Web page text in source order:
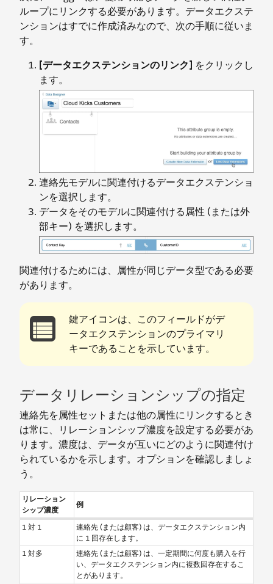
ループにリンクする必要があります。データエクステ
ンションはすでに作成済みなので、次の手順に従いま
す。
[データエクステンションのリンク] をクリックし
ます。
連絡先モデルに関連付けるデータエクステンショ
ンを選択します。
データをそのモデルに関連付ける属性 (または外
部キー) を選択します。
関連付けるためには、属性が同じデータ型である必要
があります。
鍵アイコンは、このフィールドがデ
ータエクステンションのプライマリ
キーであることを示しています。
データリレーションシップの指定
連絡先を属性セットまたは他の属性にリンクするとき
は常に、リレーションシップ濃度を設定する必要があ
ります。濃度は、データが互いにどのように関連付け
られているかを示します。オプションを確認しましょ
う。
リレーション
シップ濃度
例
1 対 1
連絡先 (または顧客) は、データエクステンション内
に 1 回存在します。
1 対多
連絡先 (または顧客) は、一定期間に何度も購入を行
い、データエクステンション内に複数回存在するこ
とがあります。